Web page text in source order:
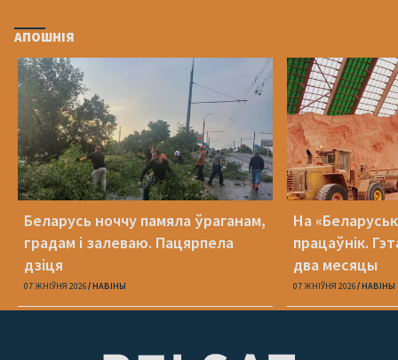
АПОШНІЯ
Беларусь ноччу памяла ўраганам,
градам і залеваю. Пацярпела
дзіця
07 ЖНІЎНЯ 2026 НАВІНЫ
На
працаўнік.
два месяцы
07 ЖНІЎНЯ 2026 НАВІНЫ